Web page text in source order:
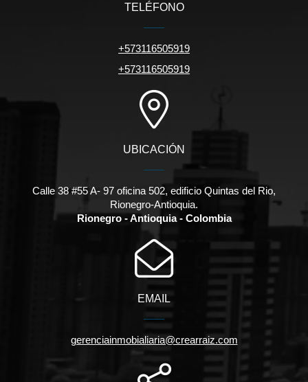
TELÉFONO
+573116505919
+573116505919
UBICACIÓN
Calle 38 #55 A- 97 oficina 502, edificio Quintas del Rio,
Rionegro-Antioquia.
Rionegro - Antioquia - Colombia
EMAIL
gerenciainmobialiaria@crearraiz.com